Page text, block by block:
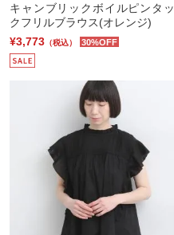
キャンブリックボイルピンタッ
クフリルブラウス(オレンジ)
¥3,773 （税込） 30%OFF